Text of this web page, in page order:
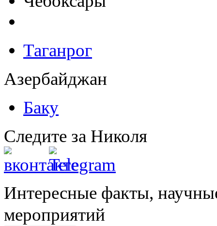
Таганрог
Азербайджан
Баку
Следите за Николя
Интересные факты,
мероприятий